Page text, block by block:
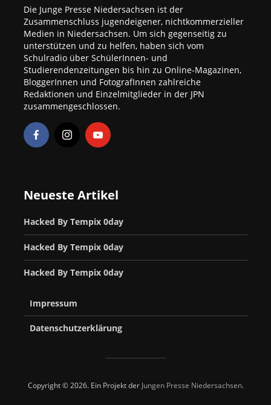
Die Junge Presse Niedersachsen ist der
Zusammenschluss jugendeigener, nichtkommerzieller
Medien in Niedersachsen. Um sich gegenseitig zu
unterstützen und zu helfen, haben sich vom
Schulradio über SchülerInnen- und
Studierendenzeitungen bis hin zu Online-Magazinen,
BloggerInnen und FotografInnen zahlreiche
Redaktionen und Einzelmitglieder in der JPN
zusammengeschlossen.
Neueste Artikel
Hacked By Tempix 0day
Hacked By Tempix 0day
Hacked By Tempix 0day
Impressum
Datenschutzerklärung
Copyright © 2026. Ein Projekt der Jungen Presse Niedersachsen.